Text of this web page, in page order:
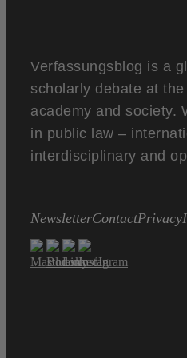
Verfassungsblog is a
scholarly debate at
academy and society.
in public law –
interdisciplinary and
NewsletterContactPrivacy